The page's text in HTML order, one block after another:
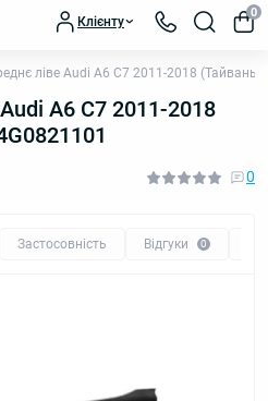
Клієнту
0
ліве Audi A6 C7 2011-2018 (Тайвань)
A6 C7 2011-2018
0
Застосовність Відгуки 0